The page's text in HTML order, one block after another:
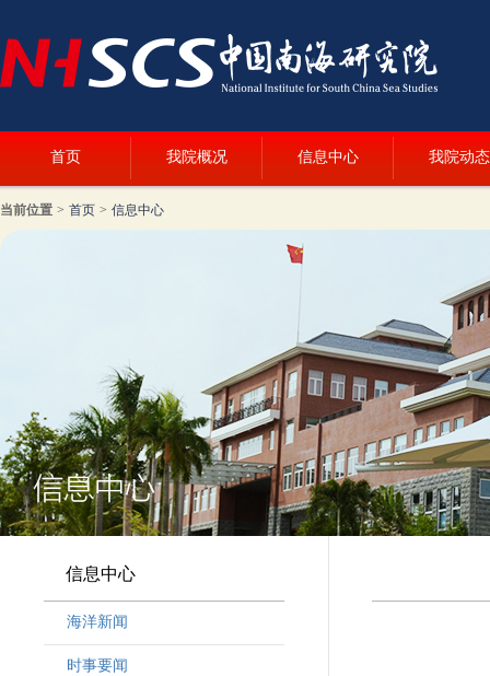
首页 我院概况 信息中心 我院动态
当前位置 > 首页 > 信息中心
信息中心
海洋新闻
时事要闻